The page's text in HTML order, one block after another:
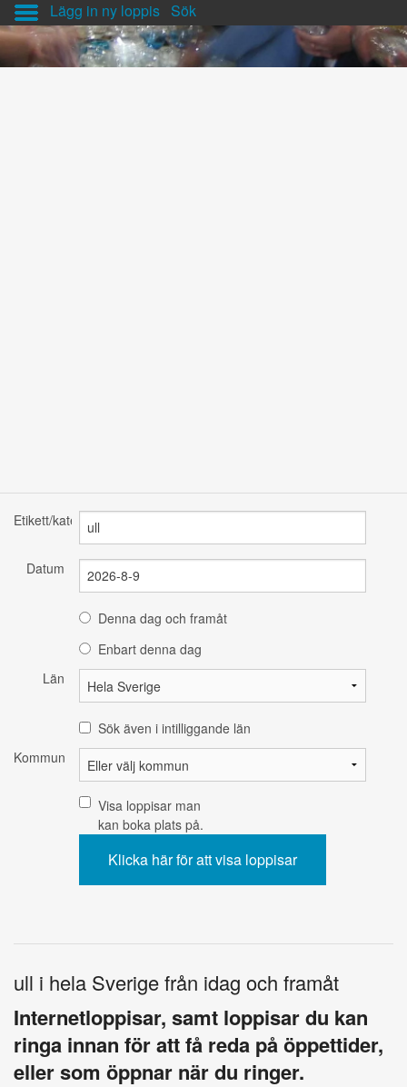
Lägg in ny loppis Sök
Etikett/kategori
Datum
Denna dag och framåt
Enbart denna dag
Län
Sök även i intilliggande län
Kommun
Visa loppisar man
kan boka plats på.
ull i hela Sverige från idag och framåt
Internetloppisar, samt loppisar du kan
ringa innan för att få reda på öppettider,
eller som öppnar när du ringer.